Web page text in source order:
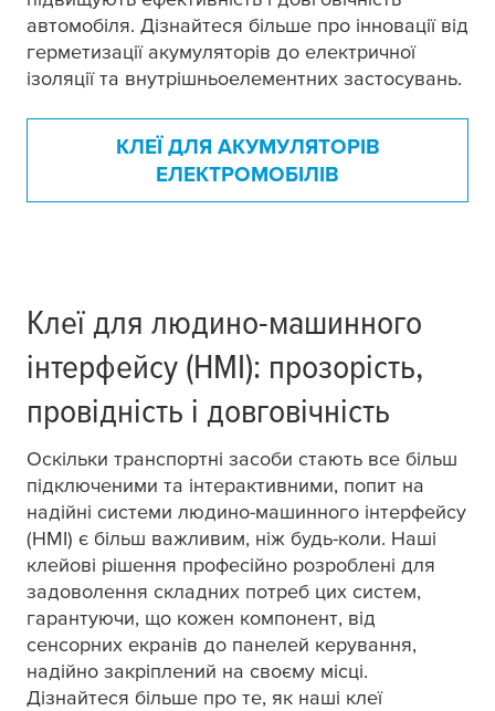
автомобіля. Дізнайтеся більше про інновації від
герметизації акумуляторів до електричної
ізоляції та внутрішньоелементних застосувань.
КЛЕЇ ДЛЯ АКУМУЛЯТОРІВ
ЕЛЕКТРОМОБІЛІВ
Клеї для людино-машинного
інтерфейсу (HMI): прозорість,
провідність і довговічність
Оскільки транспортні засоби стають все більш
підключеними та інтерактивними, попит на
надійні системи людино-машинного інтерфейсу
(HMI) є більш важливим, ніж будь-коли. Наші
клейові рішення професійно розроблені для
задоволення складних потреб цих систем,
гарантуючи, що кожен компонент, від
сенсорних екранів до панелей керування,
надійно закріплений на своєму місці.
Дізнайтеся більше про те, як наші клеї